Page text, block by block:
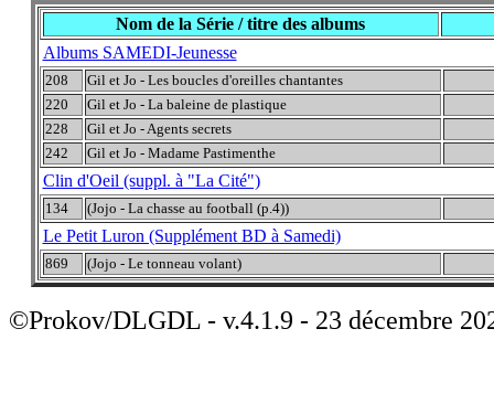
Nom de la Série / titre des albums
Albums SAMEDI-Jeunesse
208
Gil et Jo - Les boucles d'oreilles chantantes
220
Gil et Jo - La baleine de plastique
228
Gil et Jo - Agents secrets
242
Gil et Jo - Madame Pastimenthe
Clin d'Oeil (suppl. à "La Cité")
134 (Jojo - La chasse au football (p.4))
Le Petit Luron (Supplément BD à Samedi)
869 (Jojo - Le tonneau volant)
©Prokov/DLGDL - v.4.1.9 - 23 décembre